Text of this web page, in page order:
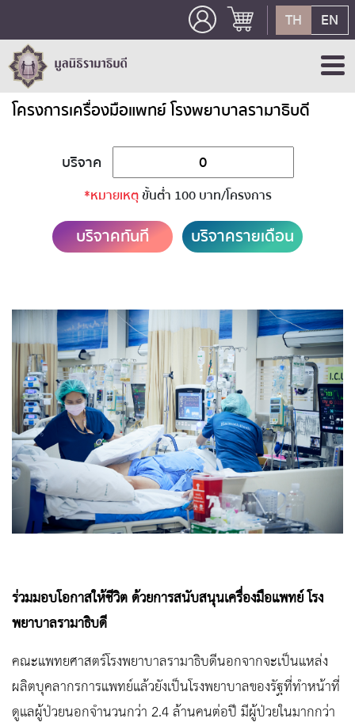
TH EN
โครงการเครื่องมือแพทย์ โรงพยาบาลรามาธิบดี
บริจาค
*หมายเหตุขั้นต่ำ 100 บาท/โครงการ
บริจาคทันที บริจาครายเดือน
ร่วมมอบโอกาสให้ชีวิต ด้วยการสนับสนุนเครื่องมือแพทย์ โรง
พยาบาลรามาธิบดี
คณะแพทยศาสตร์โรงพยาบาลรามาธิบดีนอกจากจะเป็นแหล่ง
ผลิตบุคลากรการแพทย์แล้วยังเป็นโรงพยาบาลของรัฐที่ทำหน้าที่
ดูแลผู้ป่วยนอกจำนวนกว่า 2.4 ล้านคนต่อปี มีผู้ป่วยในมากกว่า